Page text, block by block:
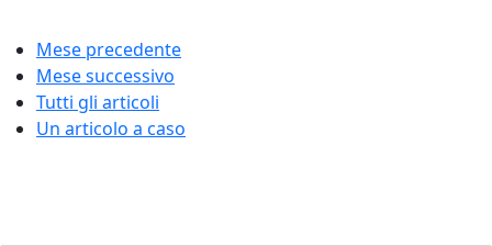
Mese precedente
Mese successivo
Tutti gli articoli
Un articolo a caso